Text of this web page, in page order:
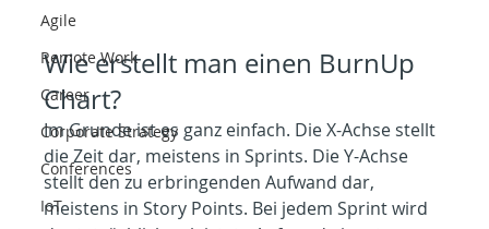
Agile
Remote Work
Career
Corporate Strategy
Conferences
IoT
Wie erstellt man einen BurnUp
Chart?
Im Grunde ist es ganz einfach. Die X-Achse stellt
die Zeit dar, meistens in Sprints. Die Y-Achse
stellt den zu erbringenden Aufwand dar,
meistens in Story Points. Bei jedem Sprint wird